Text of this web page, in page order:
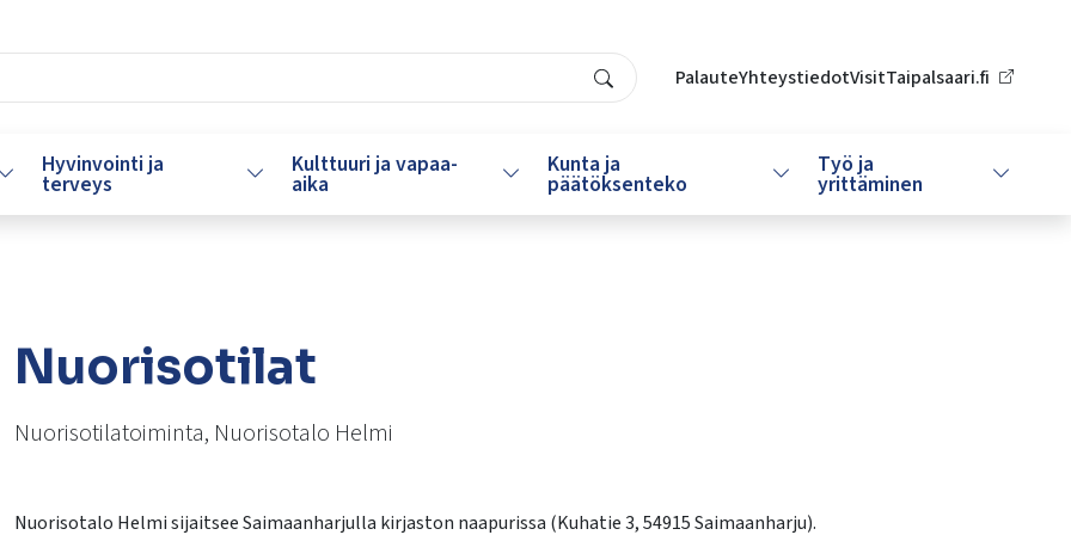
PalauteYhteystiedotVisitTaipalsaari.fi
Search
alasvetovalikkoa
Hyvinvointi ja
terveys Vaihda alasvetovalikkoa
Kulttuuri ja vapaa-
aika Vaihda alasvetovalikkoa
Kunta ja
päätöksenteko Vaihda alasvetovalikkoa
Työ ja
yrittäminen Vaihda
Nuorisotilat
Nuorisotilatoiminta, Nuorisotalo Helmi
Nuorisotalo Helmi sijaitsee Saimaanharjulla kirjaston naapurissa (Kuhatie 3, 54915 Saimaanharju).